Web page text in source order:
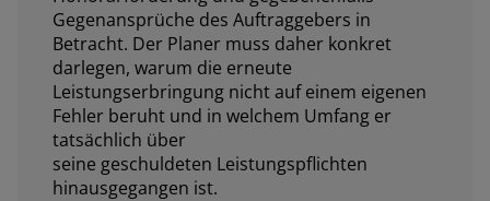
Gegenansprüche des Auftraggebers in
Betracht. Der Planer muss daher konkret
darlegen, warum die erneute
Leistungserbringung nicht auf einem eigenen
Fehler beruht und in welchem Umfang er
tatsächlich über
seine geschuldeten Leistungspflichten
hinausgegangen ist.